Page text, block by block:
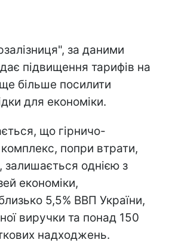
за даними
підвищення тарифів на
більше посилити
для економіки.
що гірничо-
попри втрати,
залишається однією з
економіки,
5,5% ВВП України,
виручки та понад 150
надходжень.